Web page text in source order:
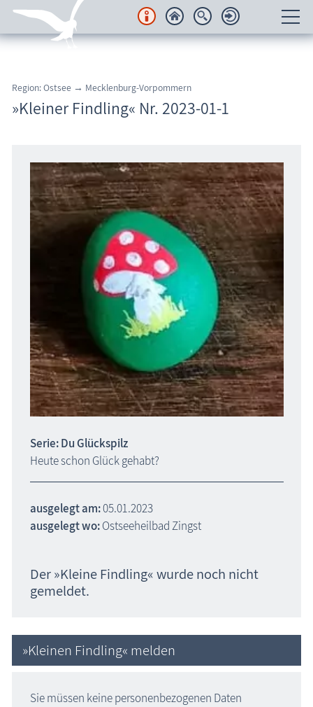
Regionales
Karten
Freizeit
Wissenswertes
Veranstaltungen
Region: Ostsee → Mecklenburg-Vorpommern
»Kleiner Findling« Nr. 2023-01-1
Serie: Du Glückspilz
Heute schon Glück gehabt?
ausgelegt am:05.01.2023
ausgelegt wo:Ostseeheilbad Zingst
Der »Kleine Findling« wurde noch nicht
gemeldet.
»Kleinen Findling« melden
Sie müssen keine personenbezogenen Daten